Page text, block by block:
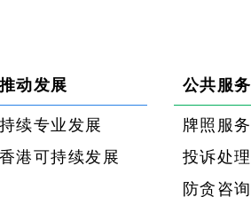
推动发展
持续专业发展
香港可持续发展
公共服务
牌照服务
投诉处理
防贪咨询